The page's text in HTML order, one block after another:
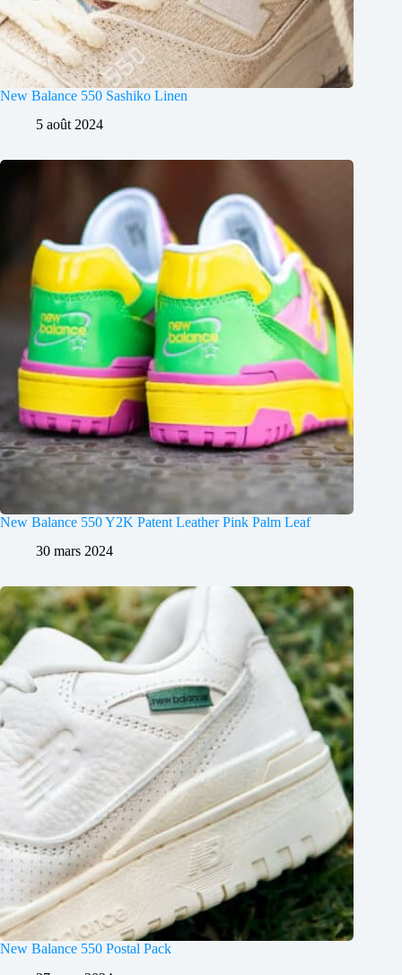
New Balance 550 Sashiko Linen
5 août 2024
New Balance 550 Y2K Patent Leather Pink Palm Leaf
30 mars 2024
New Balance 550 Postal Pack